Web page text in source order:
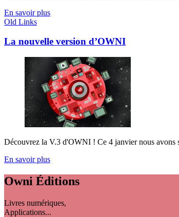
En savoir plus
Old Links
La nouvelle version d’OWNI
Découvrez la V.3 d'OWNI ! Ce 4 janvier nous avons
En savoir plus
Owni Éditions
Livres numériques,
Applications...